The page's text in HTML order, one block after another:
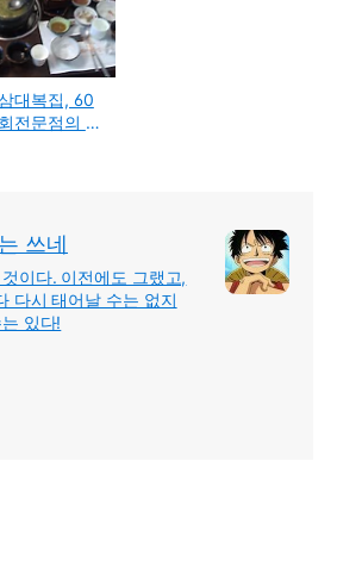
대복집, 60
전문점의 담
쓰네
이다. 이전에도 그랬고,
다시 태어날 수는 없지
있다!